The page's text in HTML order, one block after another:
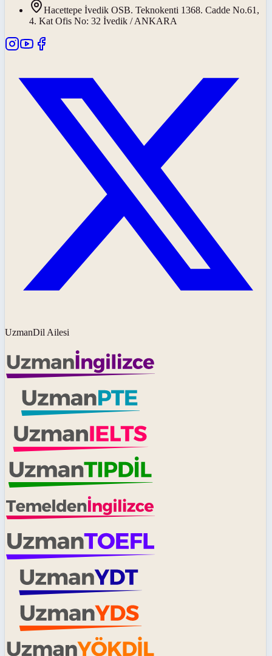
Hacettepe İvedik OSB. Teknokenti 1368. Cadde No.61,
4. Kat Ofis No: 32 İvedik / ANKARA
UzmanDil Ailesi